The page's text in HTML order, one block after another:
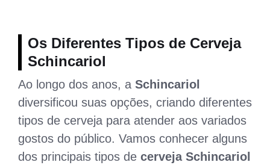
Os Diferentes Tipos de Cerveja
Schincariol
Ao longo dos anos, a Schincariol
diversificou suas opções, criando diferentes
tipos de cerveja para atender aos variados
gostos do público. Vamos conhecer alguns
dos principais tipos de cerveja Schincariol